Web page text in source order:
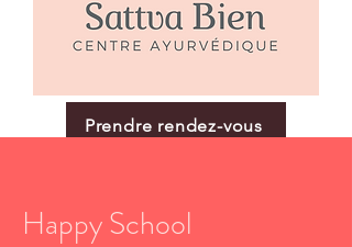
Prendre rendez-vous
Happy School